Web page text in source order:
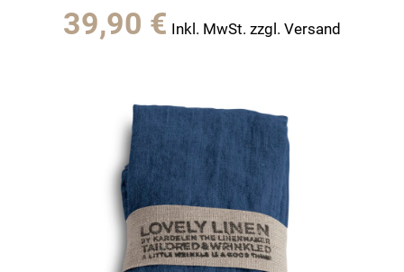
39,90 € Inkl. MwSt. zzgl. Versand